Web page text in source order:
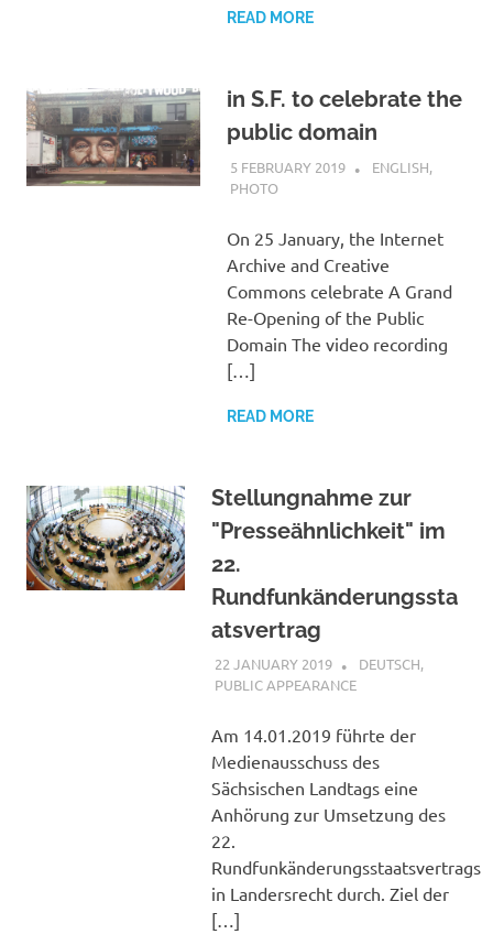
READ MORE
in S.F. to celebrate the
public domain
5 FEBRUARY 2019 VGRASS
ENGLISH,
PHOTO
On 25 January, the Internet
Archive and Creative
Commons celebrate A Grand
Re-Opening of the Public
Domain The video recording
[…]
READ MORE
Stellungnahme zur
"Presseähnlichkeit" im
22.
Rundfunkänderungssta
atsvertrag
22 JANUARY 2019 VGRASS
DEUTSCH,
PUBLIC APPEARANCE
Am 14.01.2019 führte der
Medienausschuss des
Sächsischen Landtags eine
Anhörung zur Umsetzung des
22.
Rundfunkänderungsstaatsvertrags
in Landersrecht durch. Ziel der
[…]